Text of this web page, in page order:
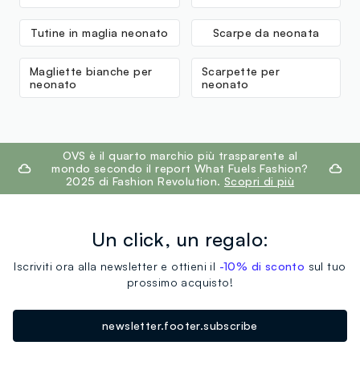
Tutine in maglia neonato Scarpe da neonata
Magliette bianche per
neonato
Scarpette per
neonato
footer.ariatitleOVS è il quarto marchio più trasparente al
mondo secondo il report What Fuels Fashion?
2025 di Fashion Revolution. Scopri di più
Un click, un regalo:
Iscriviti ora alla newsletter e ottieni il -10% di sconto sul tuo
prossimo acquisto!
newsletter.footer.subscribe